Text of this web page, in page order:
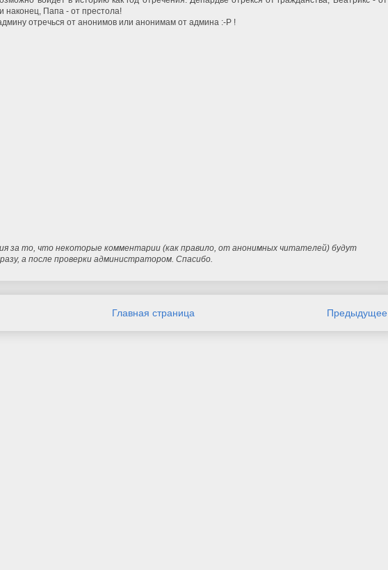
наконец, Папа - от престола!
отречься от анонимов или анонимам от админа :-Р !
за то, что некоторые комментарии (как правило, от анонимных читателей) будут
а после проверки администратором. Спасибо.
Предыдущее
Главная страница